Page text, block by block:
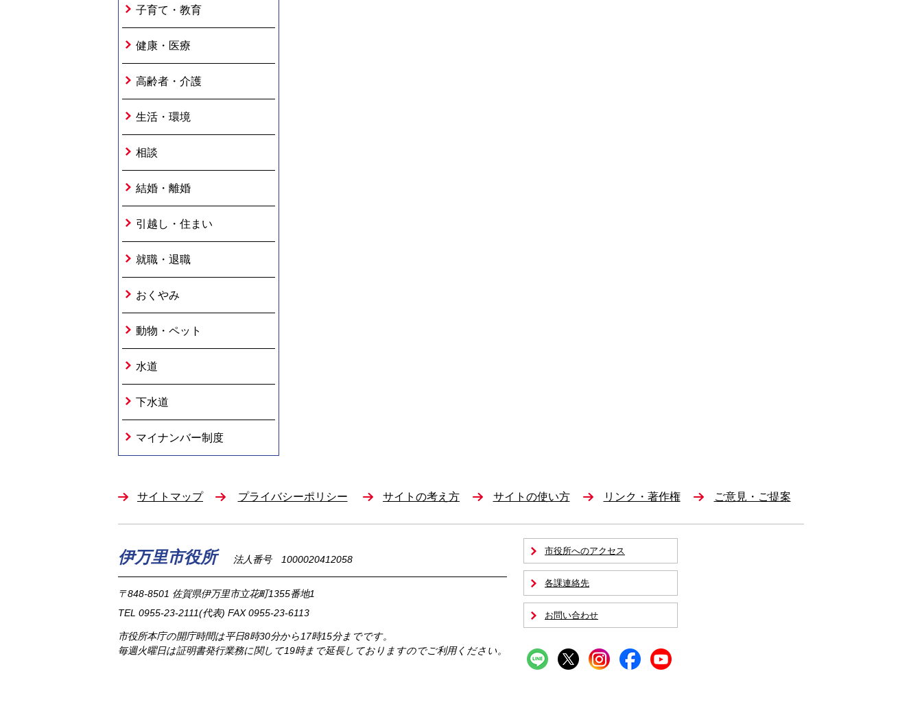
子育て・教育
健康・医療
高齢者・介護
生活・環境
相談
結婚・離婚
引越し・住まい
就職・退職
おくやみ
動物・ペット
水道
下水道
マイナンバー制度
サイトマップ プライバシーポリシー サイトの考え方 サイトの使い方 リンク・著作権 ご意見・ご提案
伊万里市役所 法人番号 1000020412058
〒848-8501 佐賀県伊万里市立花町1355番地1
TEL 0955-23-2111(代表) FAX 0955-23-6113
市役所本庁の開庁時間は平日8時30分から17時15分までです。
毎週火曜日は証明書発行業務に関して19時まで延長しておりますのでご利用ください。
市役所へのアクセス
各課連絡先
お問い合わせ